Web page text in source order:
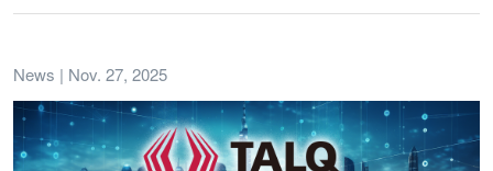
News | Nov. 27, 2025